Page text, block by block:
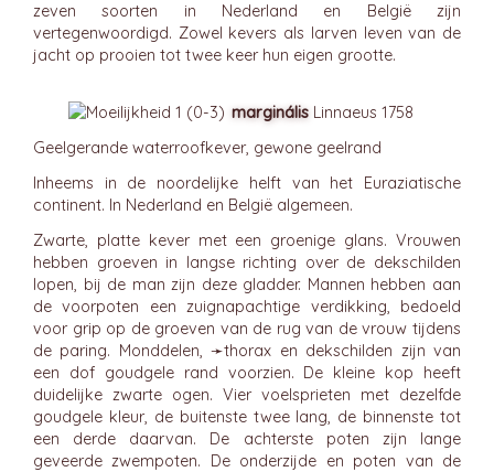
zeven soorten in Nederland en België zijn
vertegenwoordigd. Zowel kevers als larven leven van de
jacht op prooien tot twee keer hun eigen grootte.
marginális Linnaeus 1758
Geelgerande waterroofkever, gewone geelrand
Inheems in de noordelijke helft van het Euraziatische
continent. In Nederland en België algemeen.
Zwarte, platte kever met een groenige glans. Vrouwen
hebben groeven in langse richting over de dekschilden
lopen, bij de man zijn deze gladder. Mannen hebben aan
de voorpoten een zuignapachtige verdikking, bedoeld
voor grip op de groeven van de rug van de vrouw tijdens
de paring. Monddelen, ➛thorax en dekschilden zijn van
een dof goudgele rand voorzien. De kleine kop heeft
duidelijke zwarte ogen. Vier voelsprieten met dezelfde
goudgele kleur, de buitenste twee lang, de binnenste tot
een derde daarvan. De achterste poten zijn lange
geveerde zwempoten. De onderzijde en poten van de